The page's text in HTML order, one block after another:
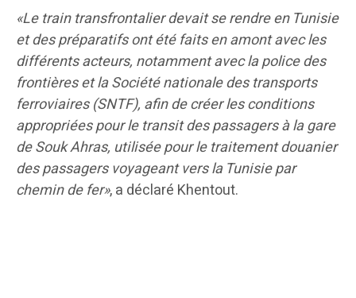
«Le train transfrontalier devait se rendre en Tunisie
et des préparatifs ont été faits en amont avec les
différents acteurs, notamment avec la police des
frontières et la Société nationale des transports
ferroviaires (SNTF), afin de créer les conditions
appropriées pour le transit des passagers à la gare
de Souk Ahras, utilisée pour le traitement douanier
des passagers voyageant vers la Tunisie par
chemin de fer», a déclaré Khentout.